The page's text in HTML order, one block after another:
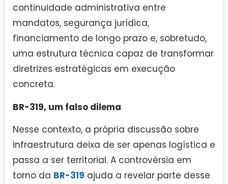
continuidade administrativa entre
mandatos, segurança jurídica,
financiamento de longo prazo e, sobretudo,
uma estrutura técnica capaz de transformar
diretrizes estratégicas em execução
concreta.
BR-319, um falso dilema
Nesse contexto, a própria discussão sobre
infraestrutura deixa de ser apenas logística e
passa a ser territorial. A controvérsia em
torno da BR-319 ajuda a revelar parte desse